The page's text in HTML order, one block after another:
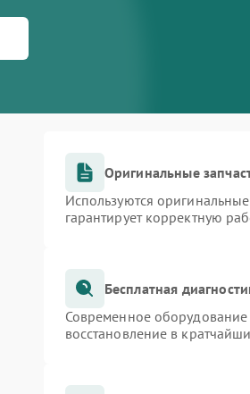
Оригинальные
Используются
гарантирует корректную
Бесплатная
Современное оборудование
восстановление в